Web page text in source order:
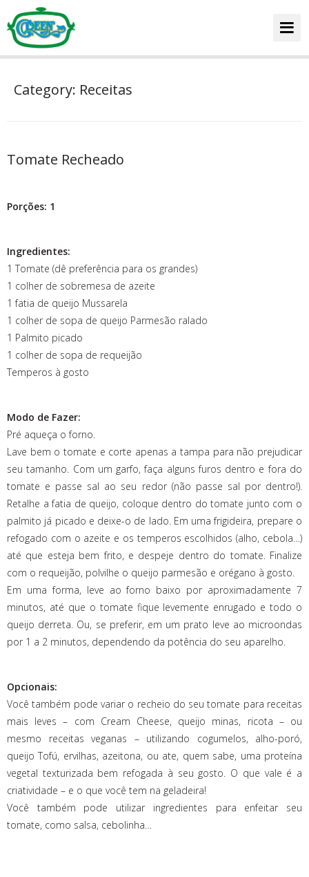
Home
DICAS E RECEITAS
Category: Receitas
Tomate Recheado
Porções: 1
Ingredientes:
1 Tomate (dê preferência para os grandes)
1 colher de sobremesa de azeite
1 fatia de queijo Mussarela
1 colher de sopa de queijo Parmesão ralado
1 Palmito picado
1 colher de sopa de requeijão
Temperos à gosto
Modo de Fazer:
Pré aqueça o forno.
Lave bem o tomate e corte apenas a tampa para não prejudicar
seu tamanho. Com um garfo, faça alguns furos dentro e fora do
tomate e passe sal ao seu redor (não passe sal por dentro!).
Retalhe a fatia de queijo, coloque dentro do tomate junto com o
palmito já picado e deixe-o de lado. Em uma frigideira, prepare o
refogado com o azeite e os temperos escolhidos (alho, cebola…)
até que esteja bem frito, e despeje dentro do tomate. Finalize
com o requeijão, polvilhe o queijo parmesão e orégano à gosto.
Em uma forma, leve ao forno baixo por aproximadamente 7
minutos, até que o tomate fique levemente enrugado e todo o
queijo derreta. Ou, se preferir, em um prato leve ao microondas
por 1 a 2 minutos, dependendo da potência do seu aparelho.
Opcionais:
Você também pode variar o recheio do seu tomate para receitas
mais leves – com Cream Cheese, queijo minas, ricota – ou
mesmo receitas veganas – utilizando cogumelos, alho-poró,
queijo Tofú, ervilhas, azeitona, ou ate, quem sabe, uma proteína
vegetal texturizada bem refogada à seu gosto. O que vale é a
criatividade – e o que você tem na geladeira!
Você também pode utilizar ingredientes para enfeitar seu
tomate, como salsa, cebolinha…